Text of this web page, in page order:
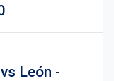
León -